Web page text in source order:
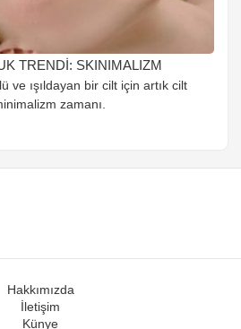
TRENDİ: SKINIMALIZM
ve ışıldayan bir cilt için artık cilt
zamanı.
Hakkımızda
İletişim
Künye